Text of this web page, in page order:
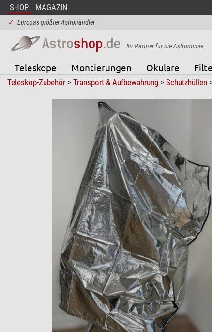
SHOP MAGAZIN
✓ Europas größter Astrohändler
Ihr Partner für die Astronomie
Teleskope Montierungen Okulare
Teleskop-Zubehör> Transport & Aufbewahrung> Schutzhüllen>